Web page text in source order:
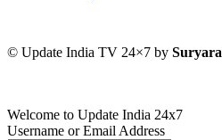
© Update India TV 24×7 by
Welcome to Update India 24x7
Username or Email Address